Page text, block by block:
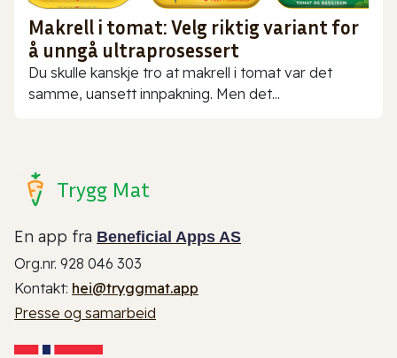
Makrell i tomat: Velg riktig variant for
å unngå ultraprosessert
Du skulle kanskje tro at makrell i tomat var det
samme, uansett innpakning. Men det...
Trygg Mat
En app fra Beneficial Apps AS
Org.nr. 928 046 303
Kontakt: hei@tryggmat.app
Presse og samarbeid